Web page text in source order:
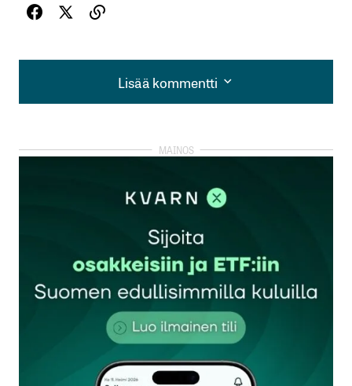
Lisää kommentti
Lisää kommentti
kirjautua
rekisteröityä
Sähköpostiosoitettasi ei julkaista.Pakolliset
kentät on merkitty*
Kommentti*